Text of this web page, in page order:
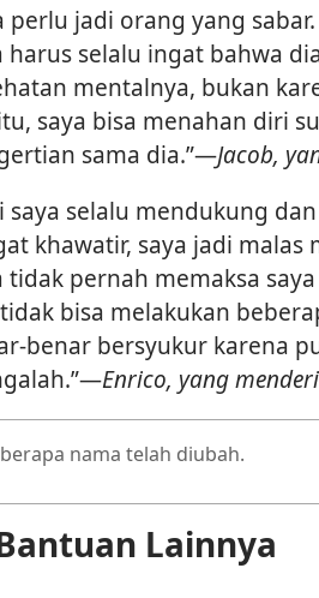
perlu jadi orang yang
harus selalu ingat bahwa
mentalnya, bukan
saya bisa menahan diri
sama dia.”​—Jacob,
saya selalu mendukung
khawatir, saya jadi
tidak pernah memaksa
bisa melakukan
benar bersyukur karena
Enrico, yang
nama telah diubah.
Lainnya